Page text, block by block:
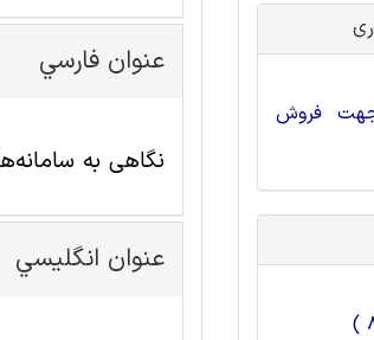
عنوان فارسي
نگاهی به
عنوان انگليسي
فروش